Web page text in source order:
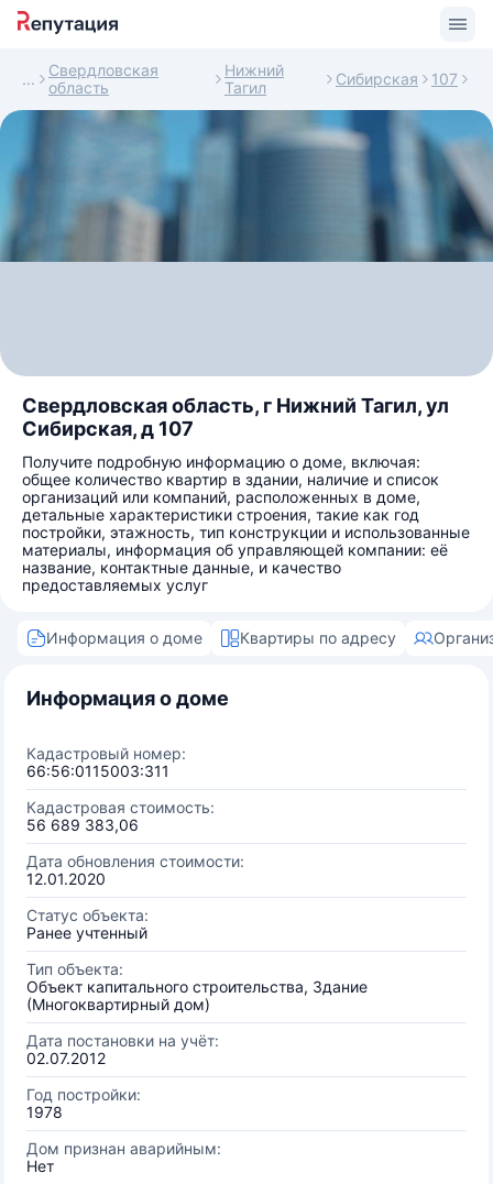
Свердловская
область
Нижний
Тагил
Сибирская 107
Свердловская область, г Нижний Тагил, ул
Сибирская, д 107
Получите подробную информацию о доме, включая:
общее количество квартир в здании, наличие и список
организаций или компаний, расположенных в доме,
детальные характеристики строения, такие как год
постройки, этажность, тип конструкции и использованные
материалы, информация об управляющей компании: её
название, контактные данные, и качество
предоставляемых услуг
Информация о доме Квартиры по адресу
Информация о доме
Кадастровый номер:
66:56:0115003:311
Кадастровая стоимость:
56 689 383,06
Дата обновления стоимости:
12.01.2020
Статус объекта:
Ранее учтенный
Тип объекта:
Объект капитального строительства, Здание
(Многоквартирный дом)
Дата постановки на учёт:
02.07.2012
Год постройки:
1978
Дом признан аварийным:
Нет